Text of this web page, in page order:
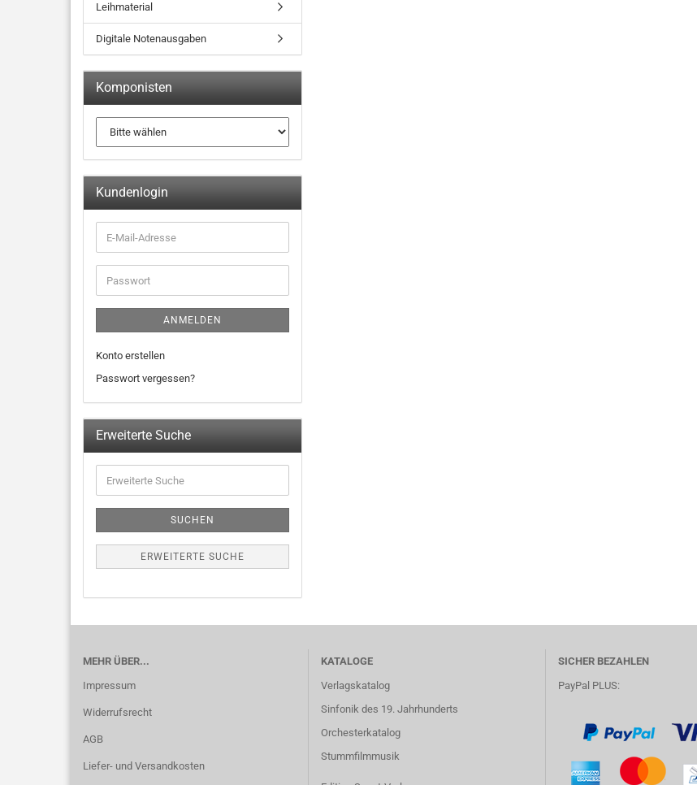
Leihmaterial
Digitale Notenausgaben
Komponisten
Kundenlogin
ANMELDEN
Konto erstellen
Passwort vergessen?
Erweiterte Suche
SUCHEN
ERWEITERTE SUCHE
MEHR ÜBER...
Impressum
Widerrufsrecht
AGB
Liefer- und Versandkosten
KATALOGE
Verlagskatalog
Sinfonik des 19. Jahrhunderts
Orchesterkatalog
Stummfilmmusik
SICHER BEZAHLEN
PayPal PLUS: